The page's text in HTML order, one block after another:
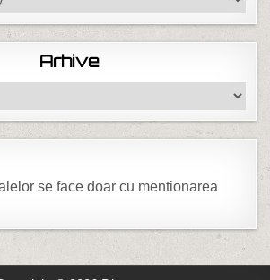
Arhive
se face doar cu mentionarea